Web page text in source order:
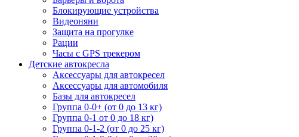
Блокирующие устройства
Видеоняни
Защита на прогулке
Рации
Часы с GPS трекером
Детские автокресла
Аксессуары для автокресел
Аксессуары для автомобиля
Базы для автокресел
Группа 0-0+ (от 0 до 13 кг)
Группа 0-1 от 0 до 18 кг)
Группа 0-1-2 (от 0 до 25 кг)